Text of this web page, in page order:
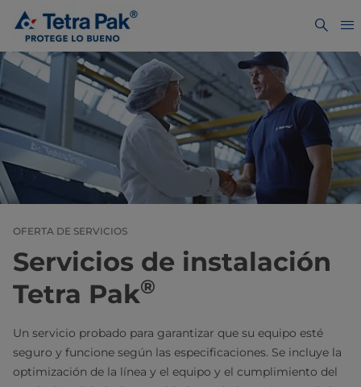
OFERTA DE SERVICIOS
Servicios de instalación
Tetra Pak®
Un servicio probado para garantizar que su equipo esté
seguro y funcione según las especificaciones. Se incluye la
optimización de la línea y el equipo y el cumplimiento del